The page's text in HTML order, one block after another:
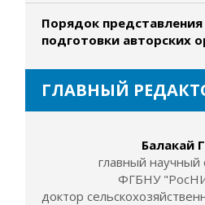
Порядок
подготовки авторских
ГЛАВНЫЙ
Балакай
главный научный
ФГБНУ
доктор